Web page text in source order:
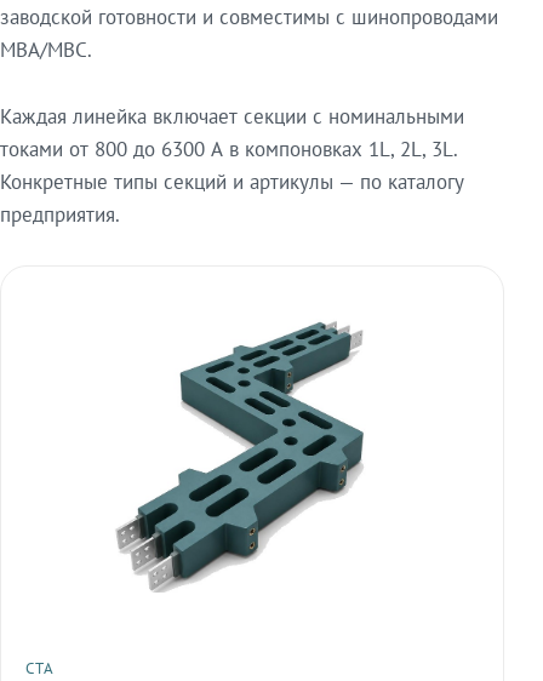
заводской готовности и совместимы с шинопроводами
МВА/МВС.
Каждая линейка включает секции с номинальными
токами от 800 до 6300 А в компоновках 1L, 2L, 3L.
Конкретные типы секций и артикулы — по каталогу
предприятия.
СТА